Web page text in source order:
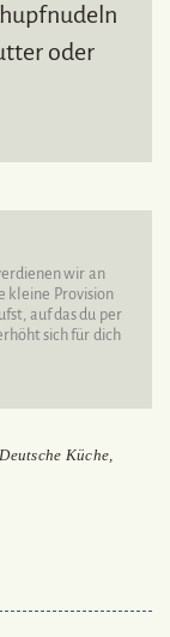
oder
wir an
kleine Provision
auf das du per
sich für dich
Deutsche Küche,